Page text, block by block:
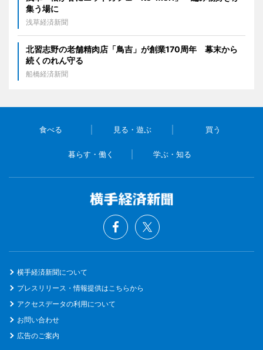
集う場に
浅草経済新聞
北習志野の老舗精肉店「鳥吉」が創業170周年 幕末から
続くのれん守る
船橋経済新聞
食べる 見る・遊ぶ 買う
暮らす・働く 学ぶ・知る
横手経済新聞について
プレスリリース・情報提供はこちらから
アクセスデータの利用について
お問い合わせ
広告のご案内